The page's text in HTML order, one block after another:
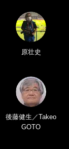
原壮史
後藤健生／Takeo
GOTO